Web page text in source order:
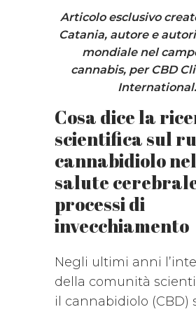
Articolo esclusivo
Catania, autore e
mondiale nel
cannabis, per CBD
International.
Cosa dice la
scientifica sul
cannabidiolo
salute
processi di
invecchiamento
Negli ultimi anni
della comunità
il cannabidiolo (CBD)